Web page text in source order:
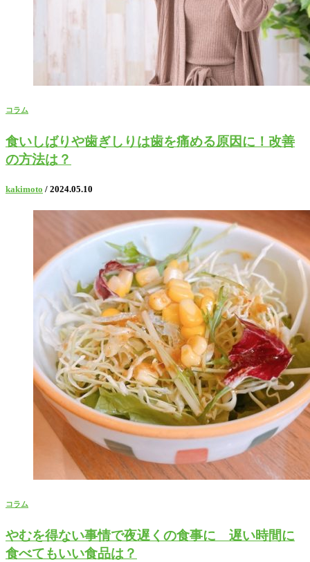
コラム
食いしばりや歯ぎしりは歯を痛める原因に！改善
の方法は？
kakimoto / 2024.05.10
コラム
やむを得ない事情で夜遅くの食事に 遅い時間に
食べてもいい食品は？